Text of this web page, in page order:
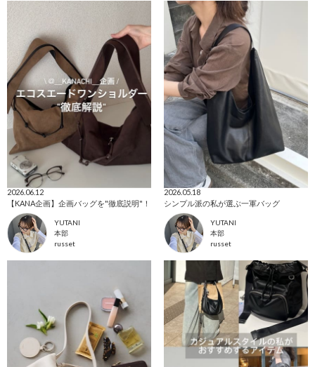
2026.06.12
【KANA企画】企画バッグを"徹底説明"！
YUTANI
本部
russet
2026.05.18
シンプル派の私が選ぶ一軍バッグ
YUTANI
本部
russet